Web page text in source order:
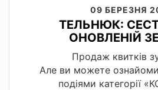
09 БЕРЕЗНЯ
ТЕЛЬНЮК:
ОНОВЛЕНІЙ
Продаж квитків
Але ви можете
подіями категорії